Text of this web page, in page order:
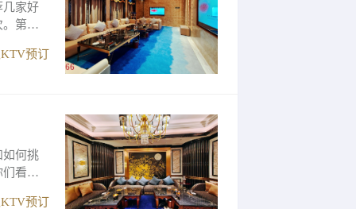
几家好
第一
预订
如何挑
看看
预订